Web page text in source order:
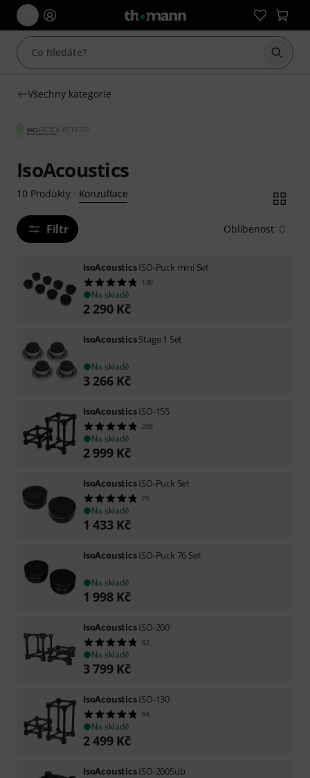
Začít
Všechny kategorie
IsoAcoustics
10 Produkty· Konzultace
Filtr Oblíbenost
IsoAcousticsISO-Puck mini Set
130
Na skladě
2 290 Kč
IsoAcousticsStage 1 Set
Na skladě
3 266 Kč
IsoAcousticsISO-155
208
Na skladě
2 999 Kč
IsoAcousticsISO-Puck Set
79
Na skladě
1 433 Kč
IsoAcousticsISO-Puck 76 Set
Na skladě
1 998 Kč
IsoAcousticsISO-200
82
Na skladě
3 799 Kč
IsoAcousticsISO-130
94
Na skladě
2 499 Kč
IsoAcousticsISO-200Sub